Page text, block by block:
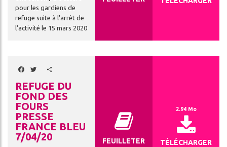
pour les gardiens de
refuge suite à l'arrêt de
l'activité le 15 mars 2020
Facebook
Twitter
REFUGE DU
FOND DES
FOURS
PRESSE
FRANCE BLEU
7/04/20
FEUILLETER
2.94 Mo
TÉLÉCHARGER